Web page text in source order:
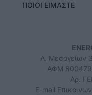
ΠΟΙΟΙ ΕΙΜΑΣΤΕ
Λ. Μεσογείων
ΑΦΜ
Αρ.
E-mail